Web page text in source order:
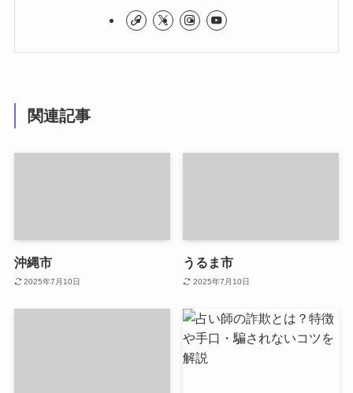
関連記事
沖縄市
2025年7月10日
うるま市
2025年7月10日